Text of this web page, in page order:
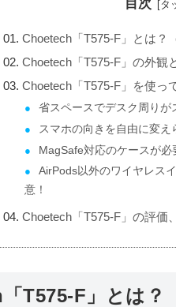
目次
Choetech「T575-F」とは？
Choetech「T575-F」の外観
Choetech「T575-F」を使っ
省スペースでデスク周りが
スマホの向きを自由に変え
MagSafe対応のケースが必
AirPods以外のワイヤレス
意！
Choetech「T575-F」の評価
T575-F」とは？